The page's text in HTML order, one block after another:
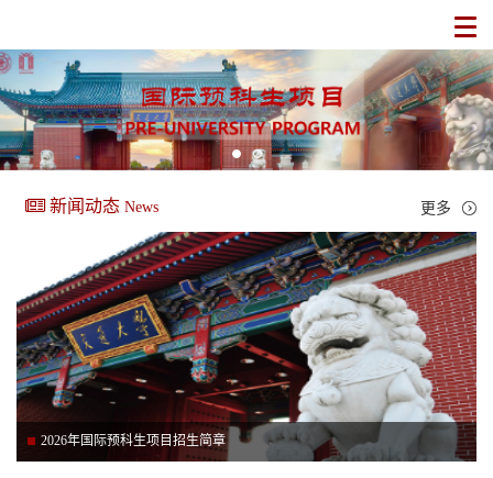
新闻动态 News 更多
2026年国际预科生项目招生简章